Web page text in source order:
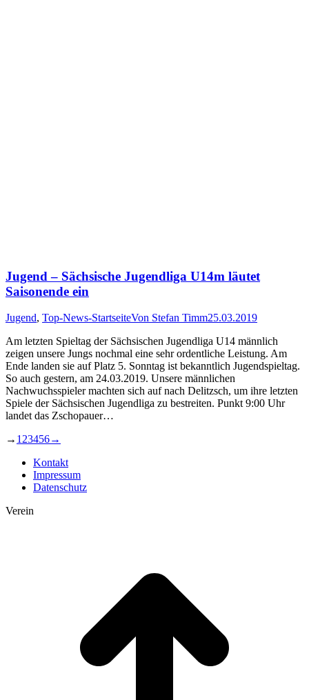
Jugend – Sächsische Jugendliga U14m läutet
Saisonende ein
Jugend, Top-News-StartseiteVon Stefan Timm25.03.2019
Am letzten Spieltag der Sächsischen Jugendliga U14 männlich
zeigen unsere Jungs nochmal eine sehr ordentliche Leistung. Am
Ende landen sie auf Platz 5. Sonntag ist bekanntlich Jugendspieltag.
So auch gestern, am 24.03.2019. Unsere männlichen
Nachwuchsspieler machten sich auf nach Delitzsch, um ihre letzten
Spiele der Sächsischen Jugendliga zu bestreiten. Punkt 9:00 Uhr
landet das Zschopauer…
→ 1 23456→
Kontakt
Impressum
Datenschutz
Verein